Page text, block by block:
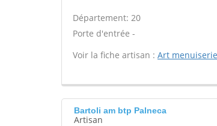
Département: 20
Porte d'entrée -
Voir la fiche artisan : Art menuiserie
Bartoli am btp Palneca
Artisan